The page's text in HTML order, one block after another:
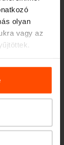
olyan
vagy az
aPrinciples